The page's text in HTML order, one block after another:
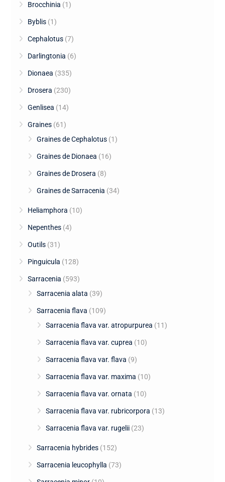
Brocchinia (1)
Byblis (1)
Cephalotus (7)
Darlingtonia (6)
Dionaea (335)
Drosera (230)
Genlisea (14)
Graines (61)
Graines de Cephalotus (1)
Graines de Dionaea (16)
Graines de Drosera (8)
Graines de Sarracenia (34)
Heliamphora (10)
Nepenthes (4)
Outils (31)
Pinguicula (128)
Sarracenia (593)
Sarracenia alata (39)
Sarracenia flava (109)
Sarracenia flava var. atropurpurea (11)
Sarracenia flava var. cuprea (10)
Sarracenia flava var. flava (9)
Sarracenia flava var. maxima (10)
Sarracenia flava var. ornata (10)
Sarracenia flava var. rubricorpora (13)
Sarracenia flava var. rugelii (23)
Sarracenia hybrides (152)
Sarracenia leucophylla (73)